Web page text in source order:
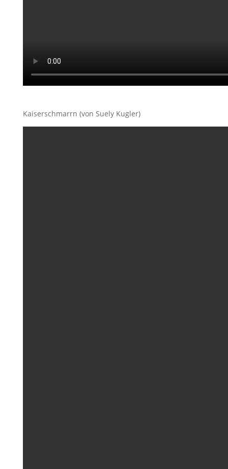
Kaiserschmarrn (von Suely Kugler)